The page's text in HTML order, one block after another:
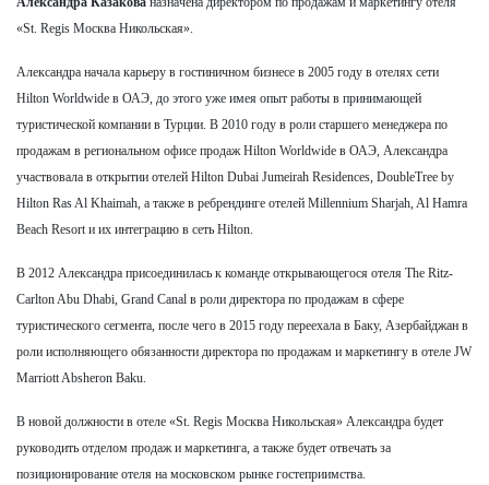
«St. Regis Москва Никольская».
Александра начала карьеру в гостиничном бизнесе в 2005 году в отелях сети
Hilton Worldwide в ОАЭ, до этого уже имея опыт работы в принимающей
туристической компании в Турции. В 2010 году в роли старшего менеджера по
продажам в региональном офисе продаж Hilton Worldwide в ОАЭ, Александра
участвовала в открытии отелей Hilton Dubai Jumeirah Residences, DoubleTree by
Hilton Ras Al Khaimah, а также в ребрендинге отелей Millennium Sharjah, Al Hamra
Beach Resort и их интеграцию в сеть Hilton.
В 2012 Александра присоединилась к команде открывающегося отеля The Ritz-
Carlton Abu Dhabi, Grand Canal в роли директора по продажам в сфере
туристического сегмента, после чего в 2015 году переехала в Баку, Азербайджан в
роли исполняющего обязанности директора по продажам и маркетингу в отеле JW
Marriott Absheron Baku.
В новой должности в отеле «St. Regis Москва Никольская» Александра будет
руководить отделом продаж и маркетинга, а также будет отвечать за
позиционирование отеля на московском рынке гостеприимства.